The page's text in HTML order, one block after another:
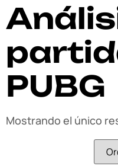
PUBG
Mostrando el único